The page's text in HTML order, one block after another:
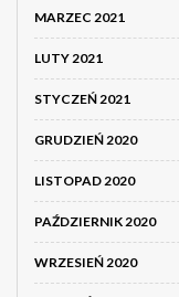
MARZEC 2021
LUTY 2021
STYCZEŃ 2021
GRUDZIEŃ 2020
LISTOPAD 2020
PAŹDZIERNIK 2020
WRZESIEŃ 2020